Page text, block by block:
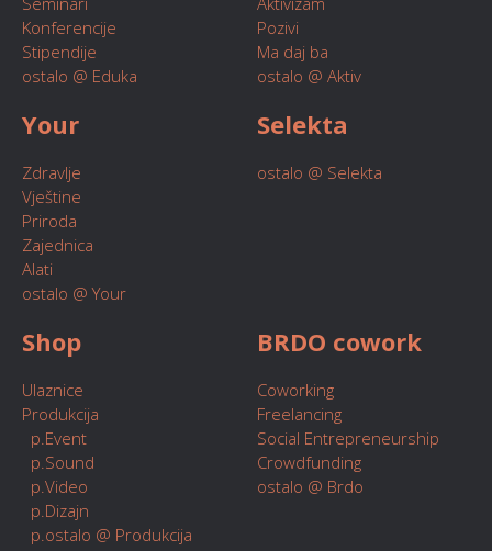
Konferencije
Stipendije
ostalo @ Eduka
Pozivi
Ma daj ba
ostalo @ Aktiv
Your
Zdravlje
Vještine
Priroda
Zajednica
Alati
ostalo @ Your
Selekta
ostalo @ Selekta
Shop
Ulaznice
Produkcija
p.Event
p.Sound
p.Video
p.Dizajn
p.ostalo @ Produkcija
BRDO cowork
Coworking
Freelancing
Social Entrepreneurship
Crowdfunding
ostalo @ Brdo